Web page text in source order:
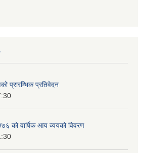
प्रारम्भिक प्रतिवेदन
को वार्षिक आय व्ययको विवरण